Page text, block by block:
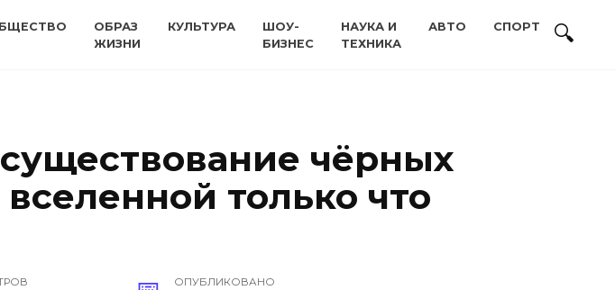
ОБРАЗ
ЖИЗНИ
КУЛЬТУРА
ШОУ-
БИЗНЕС
НАУКА И
ТЕХНИКА
АВТО СПОРТ
чёрных
только что
ОПУБЛИКОВАНО